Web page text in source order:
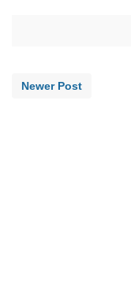
Newer Post